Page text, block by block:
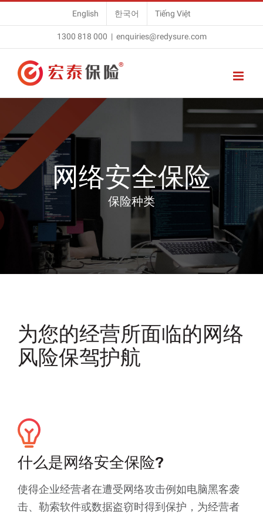
to
English 한국어 Tiếng Việt
1300 818 000 | enquiries@redysure.com
网络安全保险
保险种类
为您的经营所面临的网络
风险保驾护航
什么是网络安全保险?
使得企业经营者在遭受网络攻击例如电脑黑客袭
击、勒索软件或数据盗窃时得到保护，为经营者